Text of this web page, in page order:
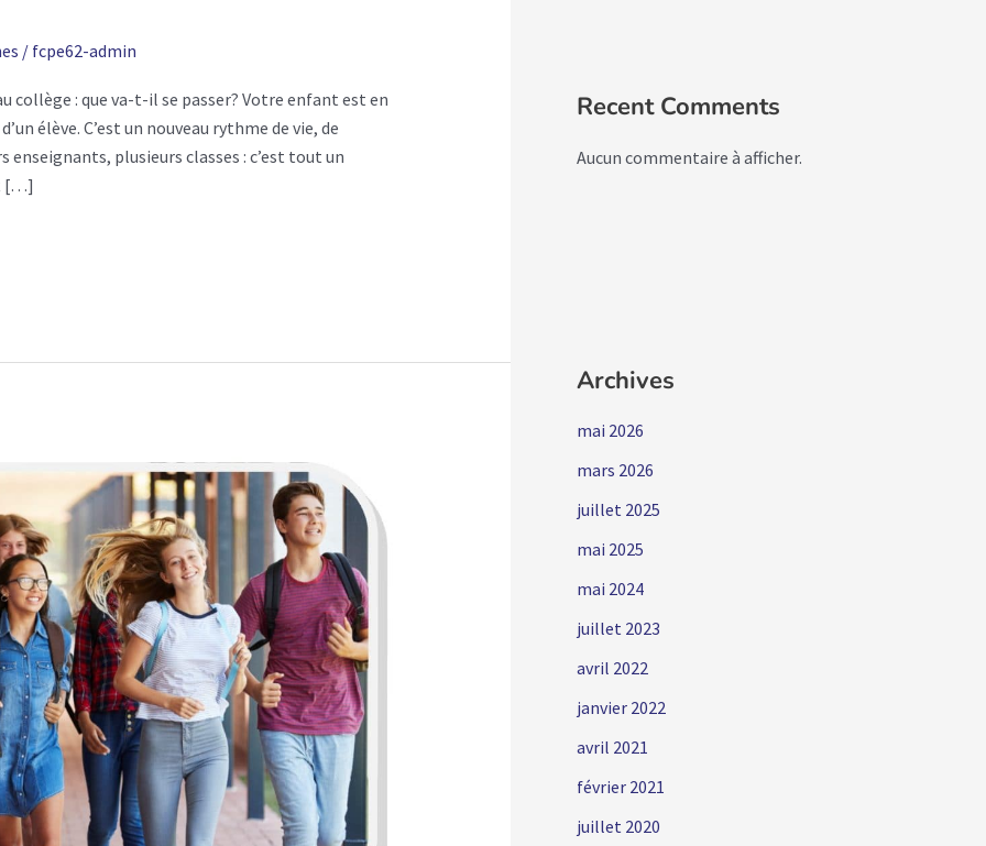
/ fcpe62-admin
collège : que va-t-il se passer? Votre enfant est en
élève. C’est un nouveau rythme de vie, de
plusieurs classes : c’est tout un
[…]
Recent Comments
Aucun commentaire à afficher.
Archives
mai 2026
mars 2026
juillet 2025
mai 2025
mai 2024
juillet 2023
avril 2022
janvier 2022
avril 2021
février 2021
juillet 2020